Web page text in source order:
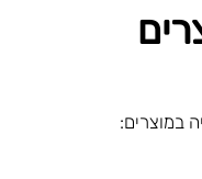
במוצרים: